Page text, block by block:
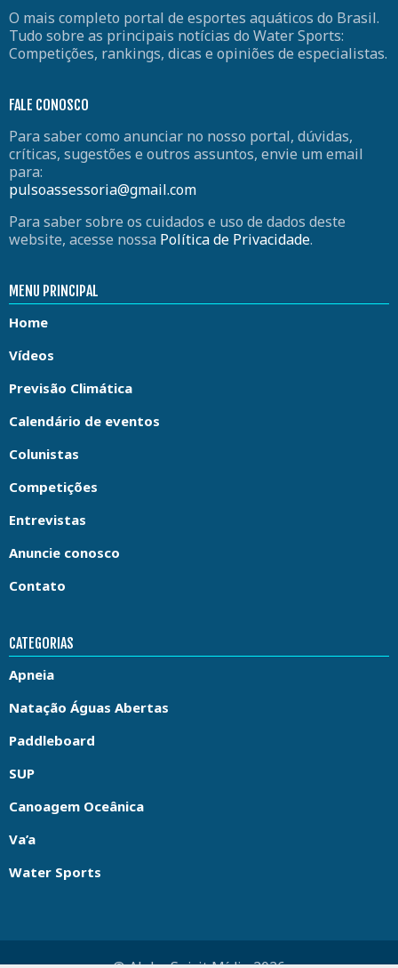
O mais completo portal de esportes aquáticos do Brasil.
Tudo sobre as principais notícias do Water Sports:
Competições, rankings, dicas e opiniões de especialistas.
FALE CONOSCO
Para saber como anunciar no nosso portal, dúvidas,
críticas, sugestões e outros assuntos, envie um email
para:
pulsoassessoria@gmail.com
Para saber sobre os cuidados e uso de dados deste
website, acesse nossa Política de Privacidade.
MENU PRINCIPAL
Home
Vídeos
Previsão Climática
Calendário de eventos
Colunistas
Competições
Entrevistas
Anuncie conosco
Contato
CATEGORIAS
Apneia
Natação Águas Abertas
Paddleboard
SUP
Canoagem Oceânica
Va’a
Water Sports